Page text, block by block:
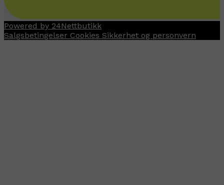
Powered by 24Nettbutikk
Salgsbetingelser Cookies Sikkerhet og personvern